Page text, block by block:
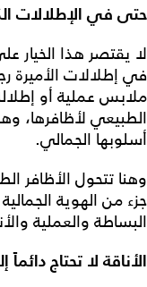
حتى في الإطلالات
لا يقتصر هذا الخيار
في إطلالات الأميرة
ملابس عملية أو
الطبيعي لأظافرها،
أسلوبها الجمالي.
وهنا تتحول الأظافر
جزء من الهوية
البساطة والعملية
الأناقة لا تحتاج